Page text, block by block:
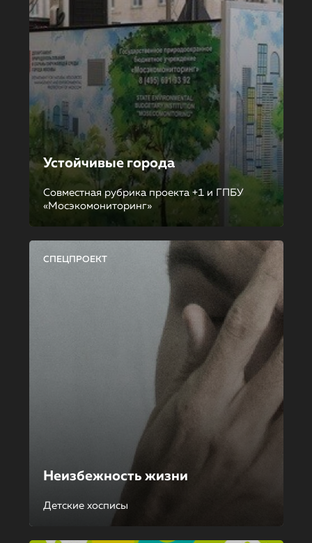
Устойчивые города
Совместная рубрика проекта +1 и ГПБУ
«Мосэкомониторинг»
СПЕЦПРОЕКТ
Неизбежность жизни
Детские хосписы